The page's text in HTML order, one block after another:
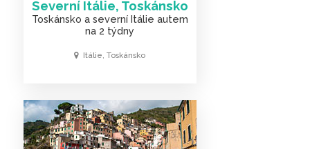
Severní Itálie, Toskánsko
Toskánsko a severní Itálie autem
na 2 týdny
Itálie, Toskánsko